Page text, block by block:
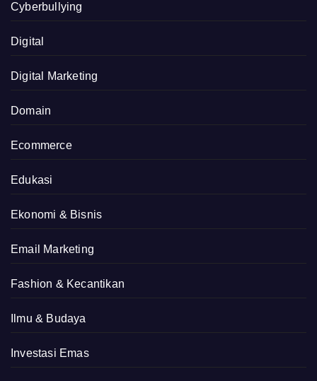
Cyberbullying
Digital
Digital Marketing
Domain
Ecommerce
Edukasi
Ekonomi & Bisnis
Email Marketing
Fashion & Kecantikan
Ilmu & Budaya
Investasi Emas